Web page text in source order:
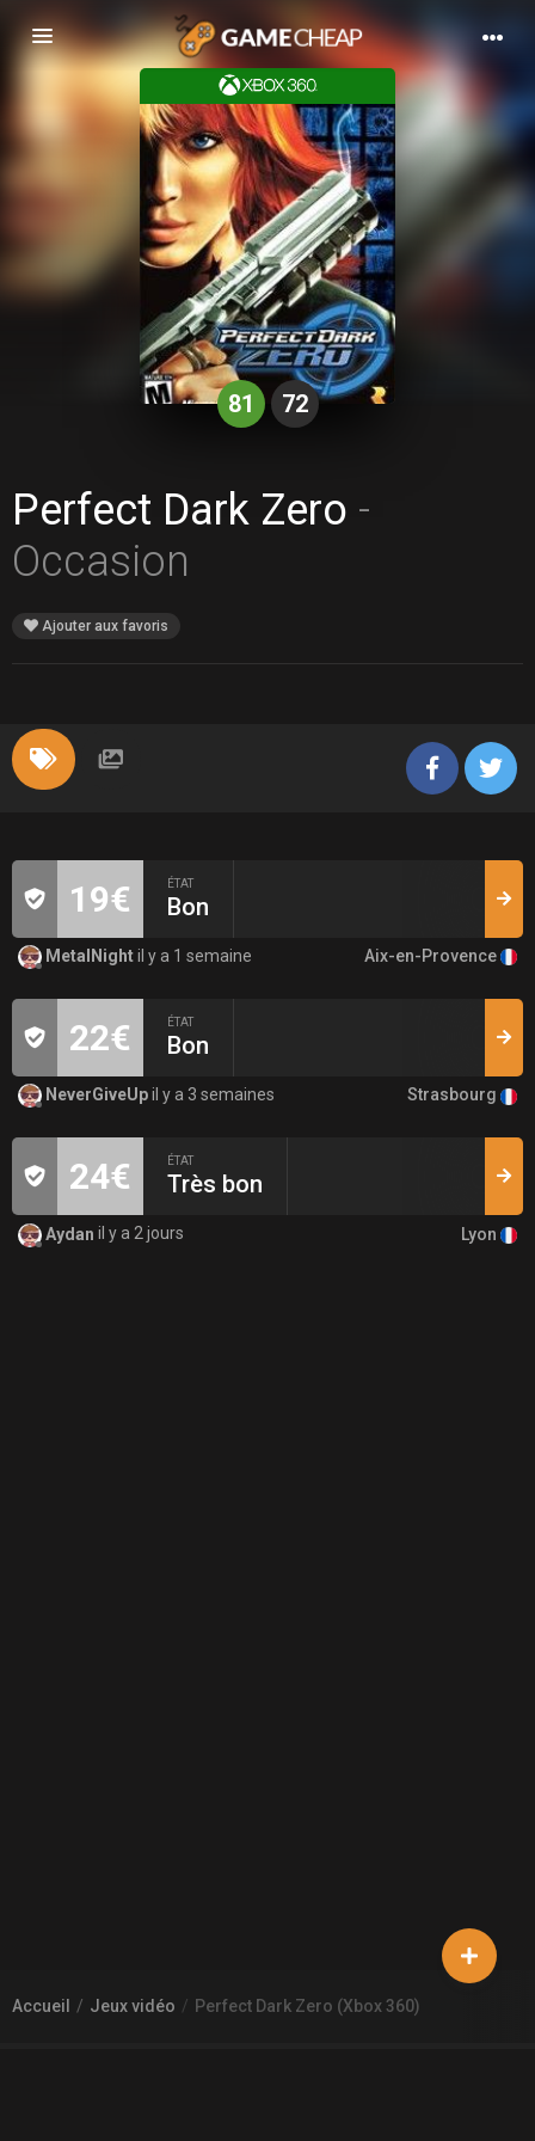
Basculer
la
navigation
81 72
Perfect Dark Zero -
Occasion
Ajouter aux favoris
19€ ÉTAT
Bon
MetalNightil y a 1 semaine Aix-en-Provence
22€ ÉTAT
Bon
NeverGiveUpil y a 3 semaines Strasbourg
24€ ÉTAT
Très bon
Aydan il y a 2 jours Lyon
Accueil Jeux vidéo Perfect Dark Zero (Xbox 360)